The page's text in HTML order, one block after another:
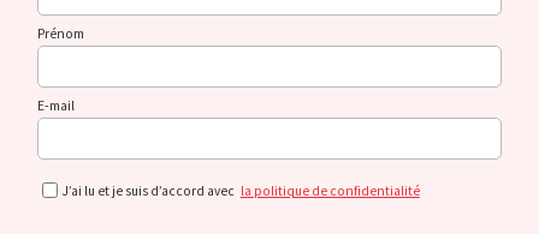
Prénom
E-mail
J’ai lu et je suis d’accord avec la politique de confidentialité